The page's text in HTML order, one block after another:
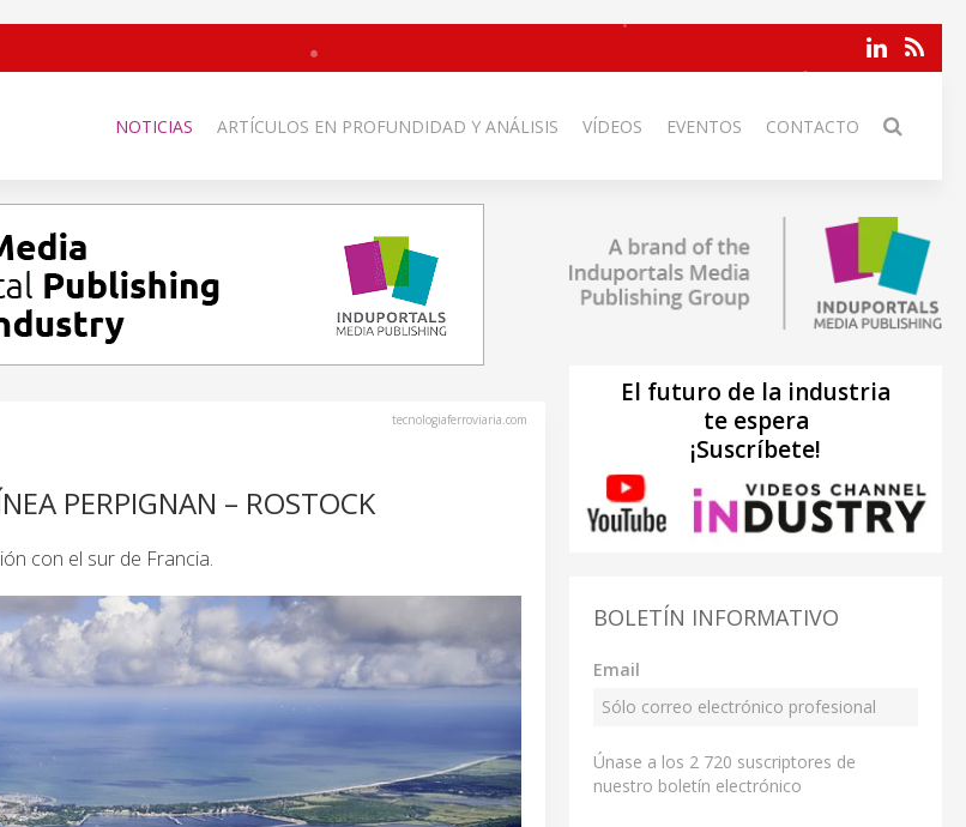
NOTICIAS ARTÍCULOS EN PROFUNDIDAD Y ANÁLISIS VÍDEOS EVENTOS CONTACTO
tecnologiaferroviaria.com
PERPIGNAN – ROSTOCK
con el sur de Francia.
El futuro de la industria
te espera
¡Suscríbete!
BOLETÍN INFORMATIVO
Email
Únase a los 2 720 suscriptores de
nuestro boletín electrónico